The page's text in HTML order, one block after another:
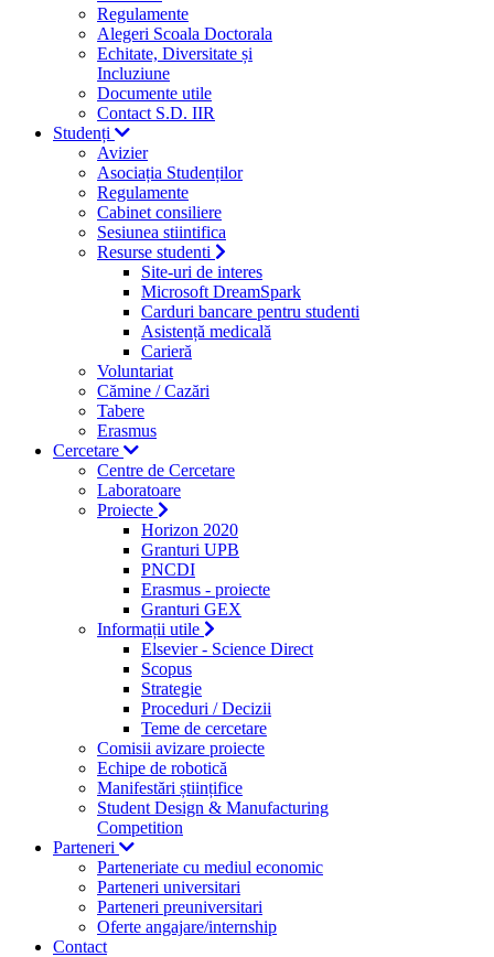
Regulamente
Alegeri Scoala Doctorala
Echitate, Diversitate și
Incluziune
Documente utile
Contact S.D. IIR
Studenți
Avizier
Asociația Studenților
Regulamente
Cabinet consiliere
Sesiunea stiintifica
Resurse studenti
Site-uri de interes
Microsoft DreamSpark
Carduri bancare pentru studenti
Asistență medicală
Carieră
Voluntariat
Cămine / Cazări
Tabere
Erasmus
Cercetare
Centre de Cercetare
Laboratoare
Proiecte
Horizon 2020
Granturi UPB
PNCDI
Erasmus - proiecte
Granturi GEX
Informații utile
Elsevier - Science Direct
Scopus
Strategie
Proceduri / Decizii
Teme de cercetare
Comisii avizare proiecte
Echipe de robotică
Manifestări științifice
Student Design & Manufacturing
Competition
Parteneri
Parteneriate cu mediul economic
Parteneri universitari
Parteneri preuniversitari
Oferte angajare/internship
Contact